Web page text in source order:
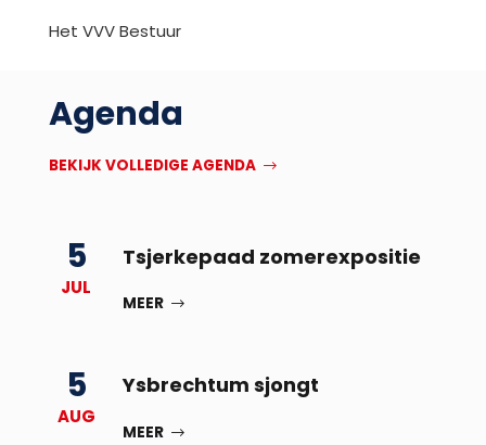
Het VVV Bestuur
Agenda
BEKIJK VOLLEDIGE AGENDA
5
JUL
Tsjerkepaad zomerexpositie
MEER
5
AUG
Ysbrechtum sjongt
MEER